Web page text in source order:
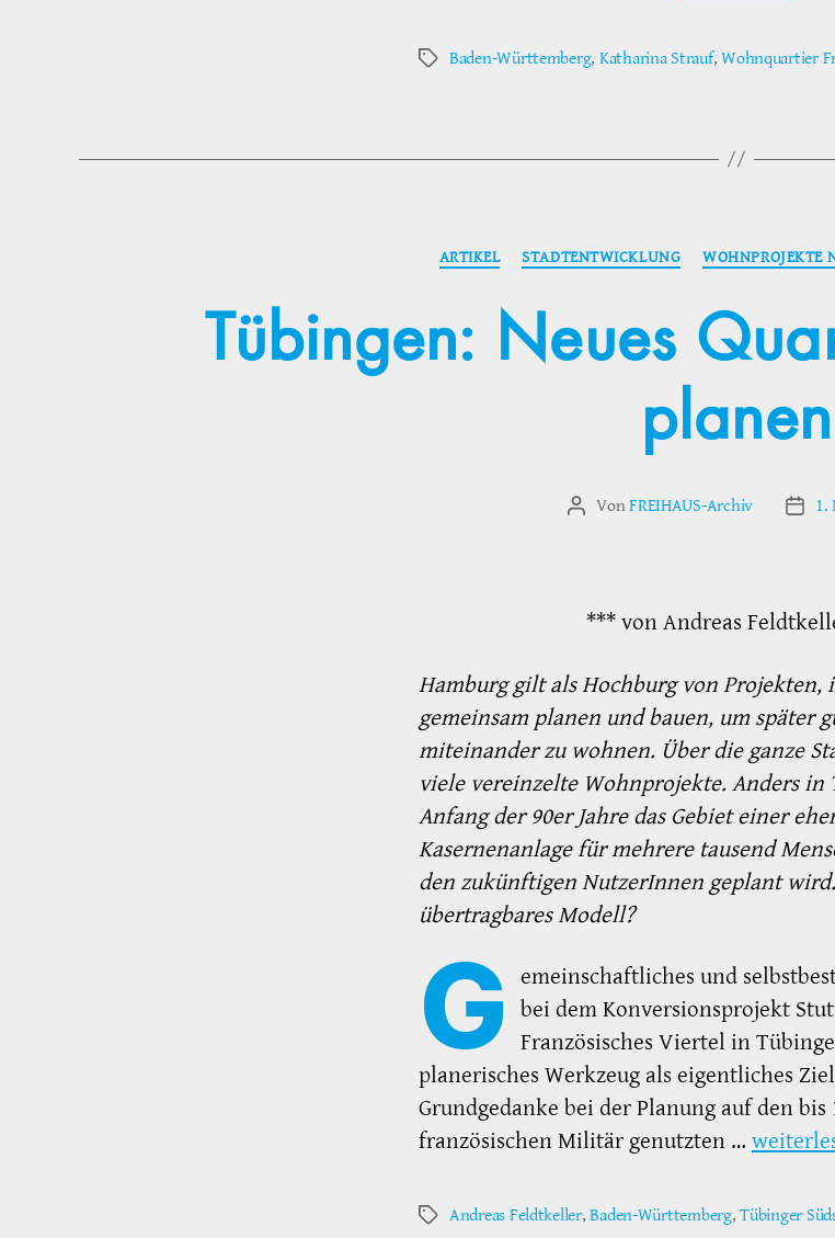
Schlagwörter
Baden-Württemberg, Katharina Strauf,Wohnquartier
Kategorien
ARTIKEL STADTENTWICKLUNG
Tübingen: Neues
planen
Beitragsautor
VonFREIHAUS-Archiv 1.
*** von Andreas
Hamburg gilt als Hochburg von Projekten,
gemeinsam planen und bauen, um später
miteinander zu wohnen. Über die ganze
viele vereinzelte Wohnprojekte. Anders in
Anfang der 90er Jahre das Gebiet einer
Kasernenanlage für mehrere tausend
den zukünftigen NutzerInnen geplant
übertragbares Modell?
G emeinschaftliches und
bei dem Konversionsprojekt
Französisches Viertel in
planerisches Werkzeug als eigentliches
Grundgedanke bei der Planung auf den bis
französischen Militär genutzten …
Schlagwörter
Andreas Feldtkeller,Baden-Württemberg,Tübinger